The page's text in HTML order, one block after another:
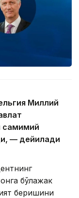
Миллий
самимий
— дейилади
бўлажак
беришини